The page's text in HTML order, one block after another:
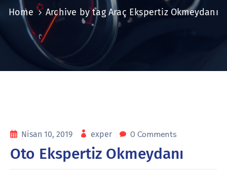
Home Archive by tag Araç Ekspertiz Okmeydanı
Nisan 10, 2019 exper 0 Comments
Oto Ekspertiz Okmeydanı